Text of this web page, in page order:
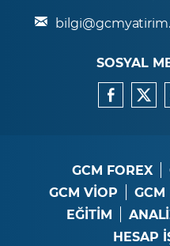
SOSYAL
GCM FOREX
GCM VİOP
GCM
EĞİTİM
HESAP